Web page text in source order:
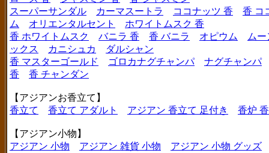
スーパーサンダル
カーマスートラ ココナッツ 香
香 コ
ム
オリエンタルセント
ホワイトムスク 香
香 ホワイトムスク
バニラ 香 香 バニラ オピウム
ムー
ックス
カニシュカ
ダルシャン
香 マスターゴールド
ゴロカナグチャンパ
ナグチャンパ
香
香 チャンダン
【アジアンお香立て】
香立て
香立て アダルト アジアン 香立て 足付き 香炉
【アジアン小物】
アジアン 小物
アジアン 雑貨 小物
アジアン 小物 グッズ